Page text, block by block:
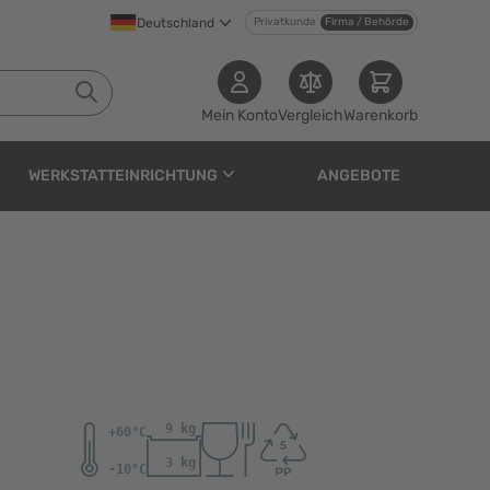
Deutschland Privatkunde Firma / Behörde
Mein KontoVergleichWarenkorb
WERKSTATTEINRICHTUNG ANGEBOTE